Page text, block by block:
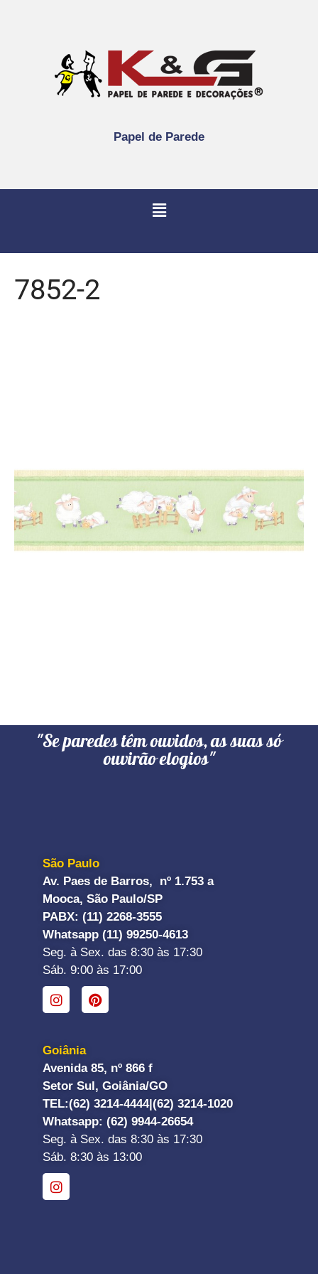
Papel de Parede
7852-2
"Se paredes têm ouvidos, as suas só
ouvirão elogios"
São Paulo
Av. Paes de Barros, nº 1.753 a
Mooca, São Paulo/SP
PABX: (11) 2268-3555
Whatsapp (11) 99250-4613
Seg. à Sex. das 8:30 às 17:30
Sáb. 9:00 às 17:00
Goiânia
Avenida 85, nº 866 f
Setor Sul, Goiânia/GO
TEL:(62) 3214-4444|(62) 3214-1020
Whatsapp: (62) 9944-26654
Seg. à Sex. das 8:30 às 17:30
Sáb. 8:30 às 13:00